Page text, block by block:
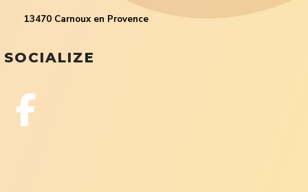
13470 Carnoux en Provence
SOCIALIZE